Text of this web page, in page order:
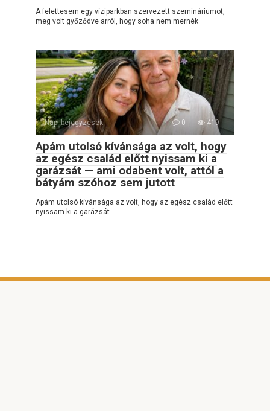
A felettesem egy víziparkban szervezett szemináriumot,
meg volt győződve arról, hogy soha nem mernék
Napi bejegyzések 0 419
Apám utolsó kívánsága az volt, hogy
az egész család előtt nyissam ki a
garázsát — ami odabent volt, attól a
bátyám szóhoz sem jutott
Apám utolsó kívánsága az volt, hogy az egész család előtt
nyissam ki a garázsát